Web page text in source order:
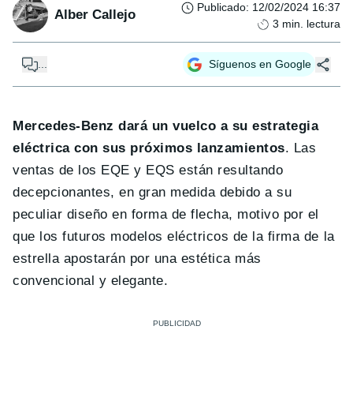
Alber Callejo Publicado: 12/02/2024 16:37
3 min. lectura
... Síguenos en Google
Mercedes-Benz dará un vuelco a su estrategia
eléctrica con sus próximos lanzamientos. Las
ventas de los EQE y EQS están resultando
decepcionantes, en gran medida debido a su
peculiar diseño en forma de flecha, motivo por el
que los futuros modelos eléctricos de la firma de la
estrella apostarán por una estética más
convencional y elegante.